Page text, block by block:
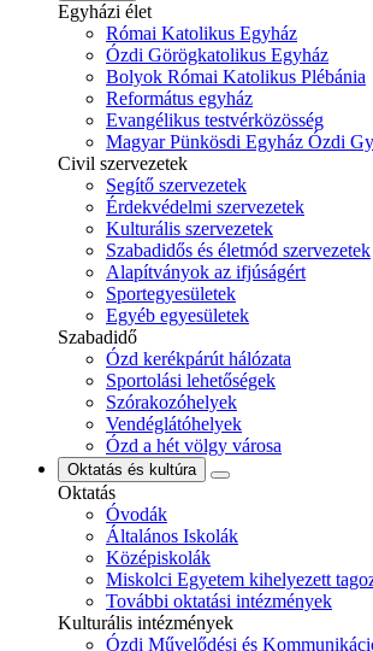
Egyházi élet
Római Katolikus Egyház
Ózdi Görögkatolikus Egyház
Bolyok Római Katolikus Plébánia
Református egyház
Evangélikus testvérközösség
Magyar Pünkösdi Egyház Ózdi
Civil szervezetek
Segítő szervezetek
Érdekvédelmi szervezetek
Kulturális szervezetek
Szabadidős és életmód szervezetek
Alapítványok az ifjúságért
Sportegyesületek
Egyéb egyesületek
Szabadidő
Ózd kerékpárút hálózata
Sportolási lehetőségek
Szórakozóhelyek
Vendéglátóhelyek
Ózd a hét völgy városa
Oktatás és kultúra
Oktatás
Óvodák
Általános Iskolák
Középiskolák
Miskolci Egyetem kihelyezett
További oktatási intézmények
Kulturális intézmények
Ózdi Művelődési és